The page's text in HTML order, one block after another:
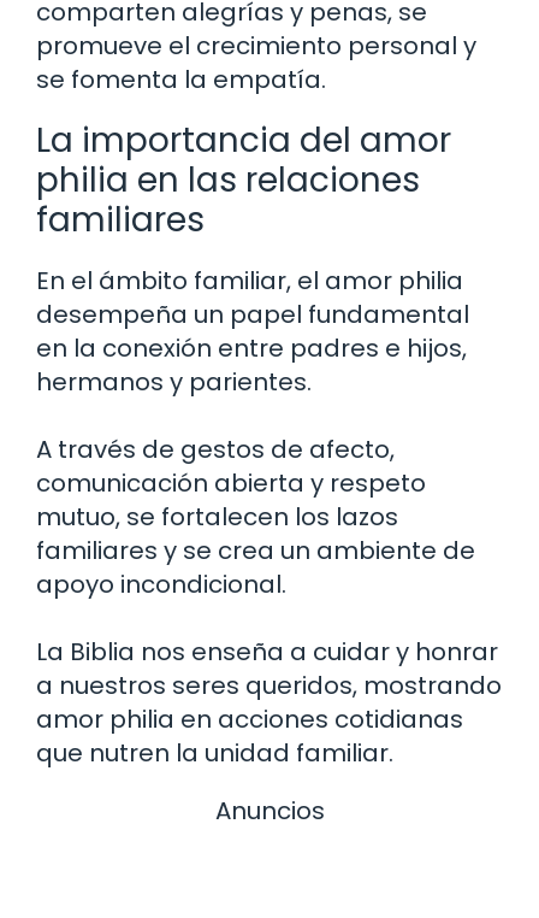
comparten alegrías y penas, se
promueve el crecimiento personal y
se fomenta la empatía.
La importancia del amor
philia en las relaciones
familiares
En el ámbito familiar, el amor philia
desempeña un papel fundamental
en la conexión entre padres e hijos,
hermanos y parientes.
A través de gestos de afecto,
comunicación abierta y respeto
mutuo, se fortalecen los lazos
familiares y se crea un ambiente de
apoyo incondicional.
La Biblia nos enseña a cuidar y honrar
a nuestros seres queridos, mostrando
amor philia en acciones cotidianas
que nutren la unidad familiar.
Anuncios